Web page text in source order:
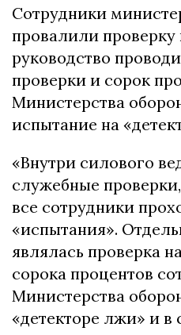
Сотрудники
провалили проверку
руководство
проверки и сорок
Министерства
испытание на
«Внутри силового
служебные
все сотрудники
«испытания».
являлась проверка
сорока процентов
Министерства
«детекторе лжи» и